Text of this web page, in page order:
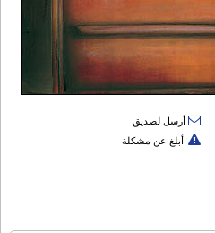
أرسل لصديق
أبلغ عن مشكلة